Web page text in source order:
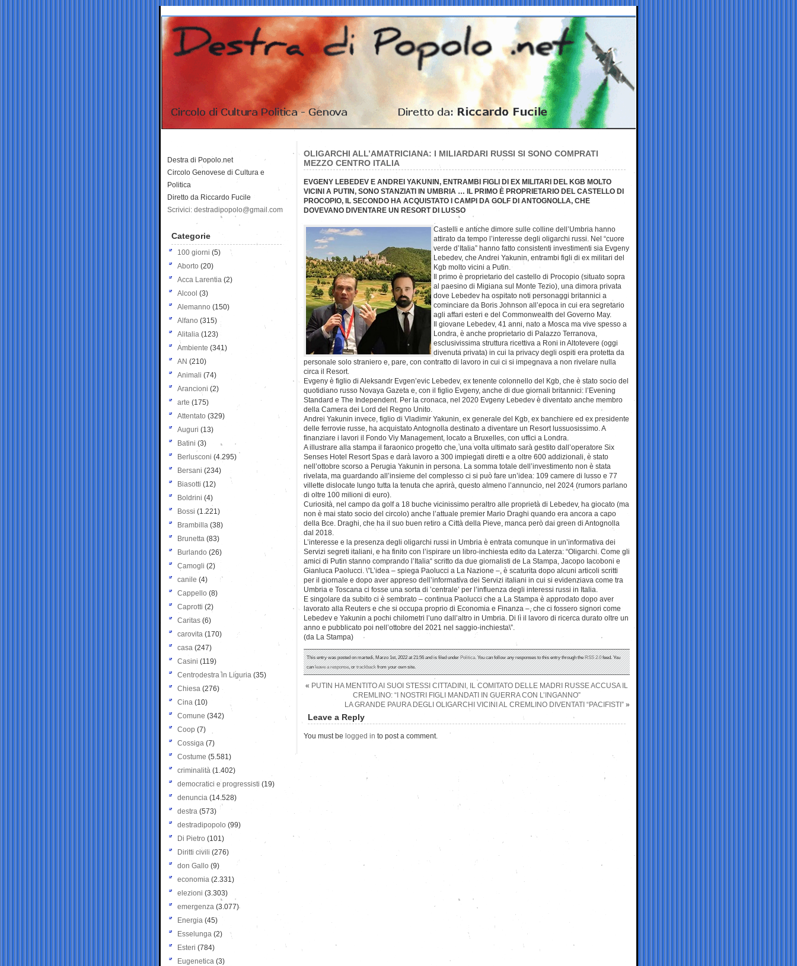
OLIGARCHI ALL’AMATRICIANA: I MILIARDARI RUSSI SI SONO COMPRATI
MEZZO CENTRO ITALIA
EVGENY LEBEDEV E ANDREI YAKUNIN, ENTRAMBI FIGLI DI EX MILITARI DEL KGB MOLTO
VICINI A PUTIN, SONO STANZIATI IN UMBRIA … IL PRIMO È PROPRIETARIO DEL CASTELLO DI
PROCOPIO, IL SECONDO HA ACQUISTATO I CAMPI DA GOLF DI ANTOGNOLLA, CHE
DOVEVANO DIVENTARE UN RESORT DI LUSSO
Castelli e antiche dimore sulle colline dell’Umbria hanno
attirato da tempo l’interesse degli oligarchi russi. Nel “cuore
verde d’Italia” hanno fatto consistenti investimenti sia Evgeny
Lebedev, che Andrei Yakunin, entrambi figli di ex militari del
Kgb molto vicini a Putin.
Il primo è proprietario del castello di Procopio (situato sopra
al paesino di Migiana sul Monte Tezio), una dimora privata
dove Lebedev ha ospitato noti personaggi britannici a
cominciare da Boris Johnson all’epoca in cui era segretario
agli affari esteri e del Commonwealth del Governo May.
Il giovane Lebedev, 41 anni, nato a Mosca ma vive spesso a
Londra, è anche proprietario di Palazzo Terranova,
esclusivissima struttura ricettiva a Roni in Altotevere (oggi
divenuta privata) in cui la privacy degli ospiti era protetta da
personale solo straniero e, pare, con contratto di lavoro in cui ci si impegnava a non rivelare nulla
circa il Resort.
Evgeny è figlio di Aleksandr Evgen’evic Lebedev, ex tenente colonnello del Kgb, che è stato socio del
quotidiano russo Novaya Gazeta e, con il figlio Evgeny, anche di due giornali britannici: l’Evening
Standard e The Independent. Per la cronaca, nel 2020 Evgeny Lebedev è diventato anche membro
della Camera dei Lord del Regno Unito.
Andrei Yakunin invece, figlio di Vladimir Yakunin, ex generale del Kgb, ex banchiere ed ex presidente
delle ferrovie russe, ha acquistato Antognolla destinato a diventare un Resort lussuosissimo. A
finanziare i lavori il Fondo Viy Management, locato a Bruxelles, con uffici a Londra.
A illustrare alla stampa il faraonico progetto che, una volta ultimato sarà gestito dall’operatore Six
Senses Hotel Resort Spas e darà lavoro a 300 impiegati diretti e a oltre 600 addizionali, è stato
nell’ottobre scorso a Perugia Yakunin in persona. La somma totale dell’investimento non è stata
rivelata, ma guardando all’insieme del complesso ci si può fare un’idea: 109 camere di lusso e 77
villette dislocate lungo tutta la tenuta che aprirà, questo almeno l’annuncio, nel 2024 (rumors parlano
di oltre 100 milioni di euro).
Curiosità, nel campo da golf a 18 buche vicinissimo peraltro alle proprietà di Lebedev, ha giocato (ma
non è mai stato socio del circolo) anche l’attuale premier Mario Draghi quando era ancora a capo
della Bce. Draghi, che ha il suo buen retiro a Città della Pieve, manca però dai green di Antognolla
dal 2018.
L’interesse e la presenza degli oligarchi russi in Umbria è entrata comunque in un’informativa dei
Servizi segreti italiani, e ha finito con l’ispirare un libro-inchiesta edito da Laterza: “Oligarchi. Come gli
amici di Putin stanno comprando l’Italia“ scritto da due giornalisti de La Stampa, Jacopo Iacoboni e
Gianluca Paolucci. \”L’idea – spiega Paolucci a La Nazione –, è scaturita dopo alcuni articoli scritti
per il giornale e dopo aver appreso dell’informativa dei Servizi italiani in cui si evidenziava come tra
Umbria e Toscana ci fosse una sorta di ’centrale’ per l’influenza degli interessi russi in Italia.
E singolare da subito ci è sembrato – continua Paolucci che a La Stampa è approdato dopo aver
lavorato alla Reuters e che si occupa proprio di Economia e Finanza –, che ci fossero signori come
Lebedev e Yakunin a pochi chilometri l’uno dall’altro in Umbria. Di lì il lavoro di ricerca durato oltre un
anno e pubblicato poi nell’ottobre del 2021 nel saggio-inchiesta\”.
(da La Stampa)
This entry was posted on martedì, Marzo 1st, 2022 at 21:56 and is filed underPolitica. You can follow any responses to this entry through theRSS 2.0feed. You
canleave a response, ortrackbackfrom your own site.
« PUTIN HA MENTITO AI SUOI STESSI CITTADINI, IL COMITATO DELLE MADRI RUSSE ACCUSA IL
CREMLINO: “I NOSTRI FIGLI MANDATI IN GUERRA CON L’INGANNO”
LA GRANDE PAURA DEGLI OLIGARCHI VICINI AL CREMLINO DIVENTATI “PACIFISTI” »
Leave a Reply
You must be logged in to post a comment.
Destra di Popolo.net
Circolo Genovese di Cultura e
Politica
Diretto da Riccardo Fucile
Scrivici: destradipopolo@gmail.com
Categorie
100 giorni (5)
Aborto (20)
Acca Larentia (2)
Alcool (3)
Alemanno (150)
Alfano (315)
Alitalia (123)
Ambiente (341)
AN (210)
Animali (74)
Arancioni (2)
arte (175)
Attentato (329)
Auguri (13)
Batini (3)
Berlusconi (4.295)
Bersani (234)
Biasotti (12)
Boldrini (4)
Bossi (1.221)
Brambilla (38)
Brunetta (83)
Burlando (26)
Camogli (2)
canile (4)
Cappello (8)
Caprotti (2)
Caritas (6)
carovita (170)
casa (247)
Casini (119)
Centrodestra in Liguria (35)
Chiesa (276)
Cina (10)
Comune (342)
Coop (7)
Cossiga (7)
Costume (5.581)
criminalità (1.402)
democratici e progressisti (19)
denuncia (14.528)
destra (573)
destradipopolo (99)
Di Pietro (101)
Diritti civili (276)
don Gallo (9)
economia (2.331)
elezioni (3.303)
emergenza (3.077)
Energia (45)
Esselunga (2)
Esteri (784)
Eugenetica (3)